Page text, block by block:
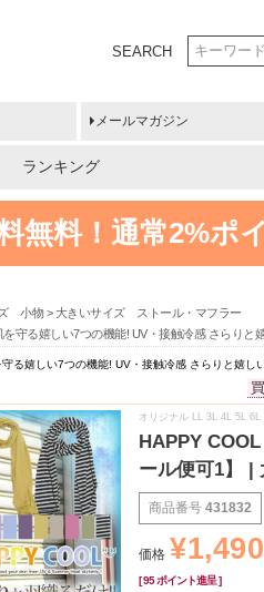
SEARCH
メールマガジン
ランキング
無料！ 通常2%ポ
小物
大きいサイズ ストール・マフラー
守る嬉しい7つの機能! UV・接触冷感 さらり
る嬉しい7つの機能! UV・接触冷感 さらりと嬉
オリジナル LL 3L 4L 5L
HAPPY
ール便可1】 |
商品番号 431832
価格 ¥1,490
[95 ポイント進呈 ]